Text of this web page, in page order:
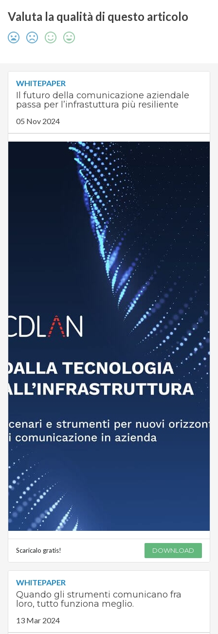
Valuta la qualità di questo articolo
WHITEPAPER
Il futuro della comunicazione aziendale
passa per l’infrastuttura più resiliente
05 Nov 2024
Scaricalo gratis! DOWNLOAD
WHITEPAPER
Quando gli strumenti comunicano fra
loro, tutto funziona meglio.
13 Mar 2024